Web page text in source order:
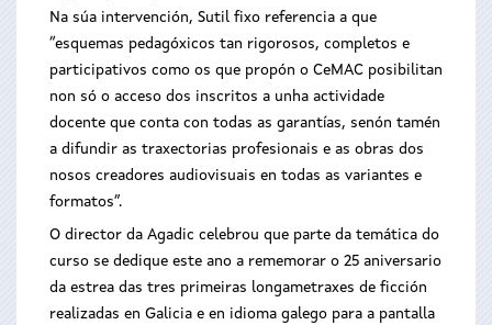
Na súa intervención, Sutil fixo referencia a que
“esquemas pedagóxicos tan rigorosos, completos e
participativos como os que propón o CeMAC posibilitan
non só o acceso dos inscritos a unha actividade
docente que conta con todas as garantías, senón tamén
a difundir as traxectorias profesionais e as obras dos
nosos creadores audiovisuais en todas as variantes e
formatos”.
O director da Agadic celebrou que parte da temática do
curso se dedique este ano a rememorar o 25 aniversario
da estrea das tres primeiras longametraxes de ficción
realizadas en Galicia e en idioma galego para a pantalla